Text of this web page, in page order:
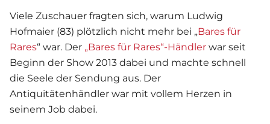
Viele Zuschauer fragten sich, warum Ludwig
Hofmaier (83) plötzlich nicht mehr bei „Bares für
Rares“ war. Der „Bares für Rares“-Händler war seit
Beginn der Show 2013 dabei und machte schnell
die Seele der Sendung aus. Der
Antiquitätenhändler war mit vollem Herzen in
seinem Job dabei.